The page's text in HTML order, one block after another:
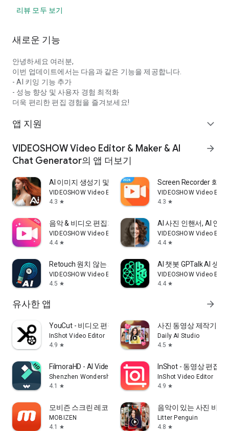
리뷰 모두 보기
새로운 기능
안녕하세요 여러분,
이번 업데이트에서는 다음과 같은 기능을 제공합니다.
- AI 키잉 기능 추가
- 성능 향상 및 사용자 경험 최적화
더욱 편리한 편집 경험을 즐겨보세요!
앱 지원 expand_more
VIDEOSHOW Video Editor & Maker & AI
Chat Generator의 앱 더보기
arrow_forward
AI 이미지 생성기 및 AI 비디오
VIDEOSHOW Video Editor & Maker & AI Chat Generator
4.3 star
Screen Recorder 화면
VIDEOSHOW Video
4.3 star
음악 & 비디오 편집기를 사용한 사진 비디오 메이커
VIDEOSHOW Video Editor & Maker & AI Chat Generator
4.4 star
AI 사진 인핸서, AI 인
VIDEOSHOW Video
4.4 star
Retouch 원치 않는 개체 및 사진 편집 삭제 AI
VIDEOSHOW Video Editor & Maker & AI Chat Generator
4.5 star
AI 챗봇 GPTalk AI 생
VIDEOSHOW Video
4.4 star
유사한 앱 arrow_forward
YouCut - 비디오 편집기 & 비디오 메이커
InShot Video Editor
4.9 star
사진 동영상 제작기 -
Daily AI Studio
4.5 star
FilmoraHD - AI Video Creator
Shenzhen Wondershare Software Co., Ltd.
4.1
star
InShot - 동영상 편집
InShot Video Editor
4.9 star
모비즌 스크린 레코더 - 화면녹화/캡처/자동클릭/GIF
MOBIZEN
4.1
star
음악이 있는 사진 비디
Litter Penguin
4.8 star